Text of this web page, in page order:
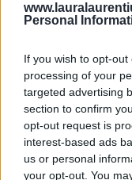
Personal
If you wish to opt-
processing of your
targeted advertising
section to confirm
opt-out request is
interest-based ads
us or personal
your opt-out. You